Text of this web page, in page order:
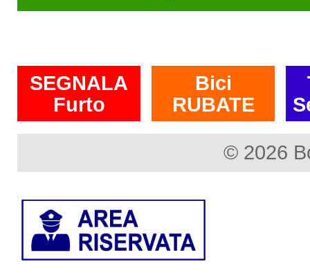
SEGNALA
Furto
Bici
RUBATE
© 2026